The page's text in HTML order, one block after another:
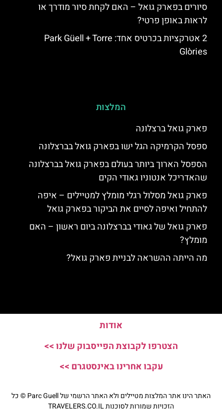
סיורים בפארק גואל – האם לקחת סיור מודרך או
לראות באופן פרטי?
2 אטרקציות בכרטיס אחד: Park Güell + Torre
Glòries
המלצות
פארק גואל ברצלונה
ספסל הקרמיקה הגל ישו בפארק גואל בברצלונה
הספסל הארוך ביותר בעולם בפארק גואל בברצלונה
שהאדריכל אנטוניו גאודי הקים
פארק גואל מסלול רגלי מומלץ למטיילים – איפה
להתחיל ואיפה לסיים את הביקור בפארק גואל
פארק גואל של גאודי בברצלונה ביום ראשון – האם
מומלץ?
מה הייתה ההשראה לבניית פארק גואל?
אודות
הצטרפו לקבוצת הפייסבוק שלנו >>
עקבו אחרינו באינסטגרם >>
האתר הינו אתר המלצות מטיילים ולא האתר הרשמי של Parc Guell © כל
הזכויות שמורות לסוכנות TRAVELERS.CO.IL